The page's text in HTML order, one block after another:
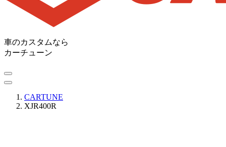
車のカスタムなら
カーチューン
CARTUNE
XJR400R